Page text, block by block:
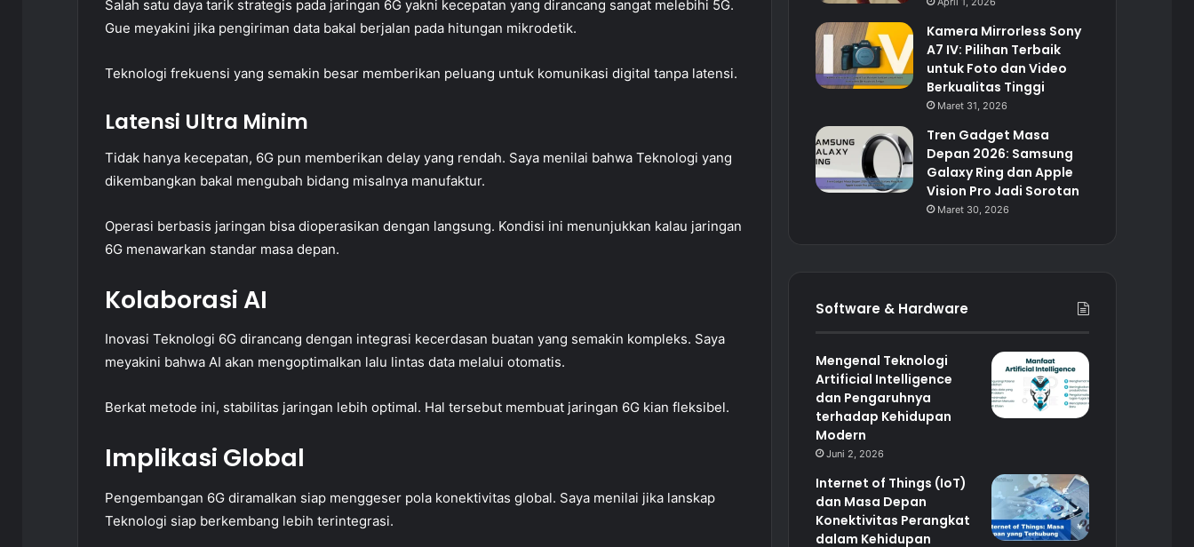
Salah satu daya tarik strategis pada jaringan 6G yakni kecepatan yang dirancang sangat melebihi 5G.
Gue meyakini jika pengiriman data bakal berjalan pada hitungan mikrodetik.
Teknologi frekuensi yang semakin besar memberikan peluang untuk komunikasi digital tanpa latensi.
Latensi Ultra Minim
Tidak hanya kecepatan, 6G pun memberikan delay yang rendah. Saya menilai bahwa Teknologi yang
dikembangkan bakal mengubah bidang misalnya manufaktur.
Operasi berbasis jaringan bisa dioperasikan dengan langsung. Kondisi ini menunjukkan kalau jaringan
6G menawarkan standar masa depan.
Kolaborasi AI
Inovasi Teknologi 6G dirancang dengan integrasi kecerdasan buatan yang semakin kompleks. Saya
meyakini bahwa AI akan mengoptimalkan lalu lintas data melalui otomatis.
Berkat metode ini, stabilitas jaringan lebih optimal. Hal tersebut membuat jaringan 6G kian fleksibel.
Implikasi Global
Pengembangan 6G diramalkan siap menggeser pola konektivitas global. Saya menilai jika lanskap
Teknologi siap berkembang lebih terintegrasi.
Kamera Mirrorless Sony
A7 IV: Pilihan Terbaik
untuk Foto dan Video
Berkualitas Tinggi
Maret 31, 2026
Tren Gadget Masa
Depan 2026: Samsung
Galaxy Ring dan Apple
Vision Pro Jadi Sorotan
Maret 30, 2026
Software & Hardware
Mengenal Teknologi
Artificial Intelligence
dan Pengaruhnya
terhadap Kehidupan
Modern
Juni 2, 2026
Internet of Things (IoT)
dan Masa Depan
Konektivitas Perangkat
dalam Kehidupan